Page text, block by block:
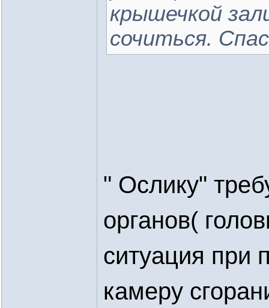
крышечкой
сочиться.
" Ослику"
органов(
ситуация при
камеру